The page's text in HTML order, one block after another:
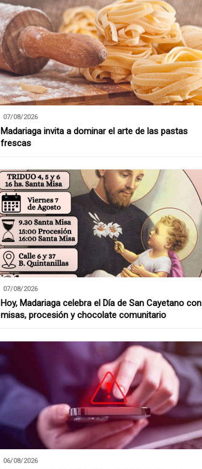
07/08/2026
Madariaga invita a dominar el arte de las pastas
frescas
07/08/2026
Hoy, Madariaga celebra el Día de San Cayetano con
misas, procesión y chocolate comunitario
06/08/2026